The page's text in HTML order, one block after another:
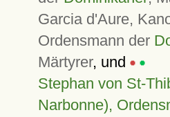
Garcia d'Aure,
Ordensmann der
Märtyrer, und
Stephan von St-
Narbonne),